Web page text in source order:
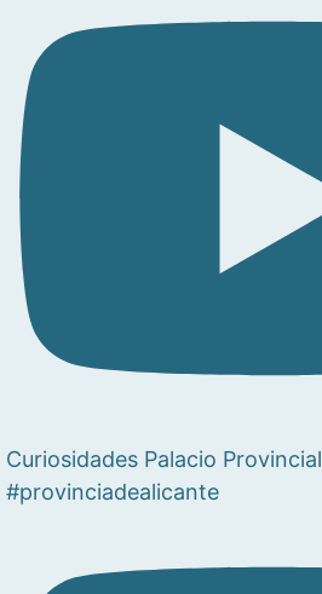
Curiosidades Palacio Provincial
#provinciadealicante